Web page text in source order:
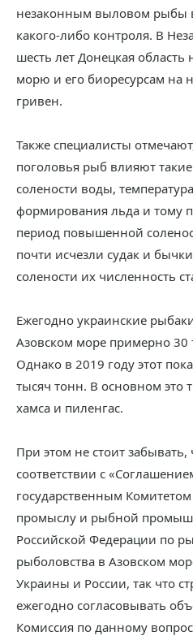
незаконным выловом рыбы
какого-либо контроля. В
шесть лет Донецкая
морю и его биоресурсам на
гривен.
Также специалисты
поголовья рыб влияют
солености воды,
формирования льда и тому
период повышенной
почти исчезли судак и
солености их численность
Ежегодно украинские
Азовском море примерно
Однако в 2019 году этот
тысяч тонн. В основном это
хамса и пиленгас.
При этом не стоит забывать,
соответствии с
государственным
промыслу и рыбной
Российской Федерации по
рыболовства в Азовском
Украины и России, так что
ежегодно согласовывать
Комиссия по данному